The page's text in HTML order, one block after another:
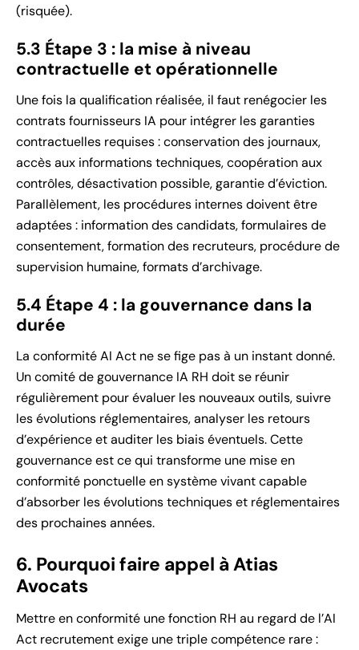
(risquée).
5.3 Étape 3 : la mise à niveau
contractuelle et opérationnelle
Une fois la qualification réalisée, il faut renégocier les
contrats fournisseurs IA pour intégrer les garanties
contractuelles requises : conservation des journaux,
accès aux informations techniques, coopération aux
contrôles, désactivation possible, garantie d’éviction.
Parallèlement, les procédures internes doivent être
adaptées : information des candidats, formulaires de
consentement, formation des recruteurs, procédure de
supervision humaine, formats d’archivage.
5.4 Étape 4 : la gouvernance dans la
durée
La conformité AI Act ne se fige pas à un instant donné.
Un comité de gouvernance IA RH doit se réunir
régulièrement pour évaluer les nouveaux outils, suivre
les évolutions réglementaires, analyser les retours
d’expérience et auditer les biais éventuels. Cette
gouvernance est ce qui transforme une mise en
conformité ponctuelle en système vivant capable
d’absorber les évolutions techniques et réglementaires
des prochaines années.
6. Pourquoi faire appel à Atias
Avocats
Mettre en conformité une fonction RH au regard de l’AI
Act recrutement exige une triple compétence rare :